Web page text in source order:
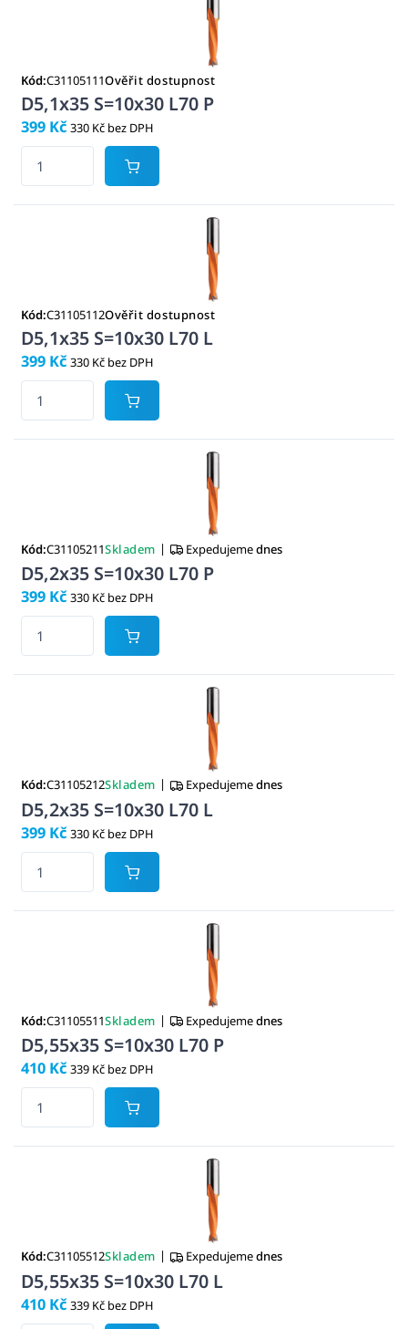
Kód:C31105111Ověřit dostupnost
D5,1x35 S=10x30 L70 P
399 Kč 330 Kč bez DPH
Kód:C31105112Ověřit dostupnost
D5,1x35 S=10x30 L70 L
399 Kč 330 Kč bez DPH
Kód:C31105211Skladem | Expedujemednes
D5,2x35 S=10x30 L70 P
399 Kč 330 Kč bez DPH
Kód:C31105212Skladem | Expedujemednes
D5,2x35 S=10x30 L70 L
399 Kč 330 Kč bez DPH
Kód:C31105511Skladem | Expedujemednes
D5,55x35 S=10x30 L70 P
410 Kč 339 Kč bez DPH
Kód:C31105512Skladem | Expedujemednes
D5,55x35 S=10x30 L70 L
410 Kč 339 Kč bez DPH